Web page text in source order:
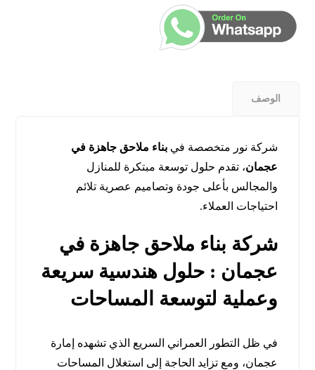
الوصف
شركة نور متخصصة فيبناء ملاحق جاهزة في
عجمان، تقدم حلول توسعة مبتكرة للمنازل
والمجالس بأعلى جودة وتصاميم عصرية تلائم
احتياجات العملاء.
شركة بناء ملاحق جاهزة في
عجمان : حلول هندسية سريعة
وعملية لتوسعة المساحات
في ظل التطور العمراني السريع الذي تشهده إمارة
عجمان، ومع تزايد الحاجة إلى استغلال المساحات